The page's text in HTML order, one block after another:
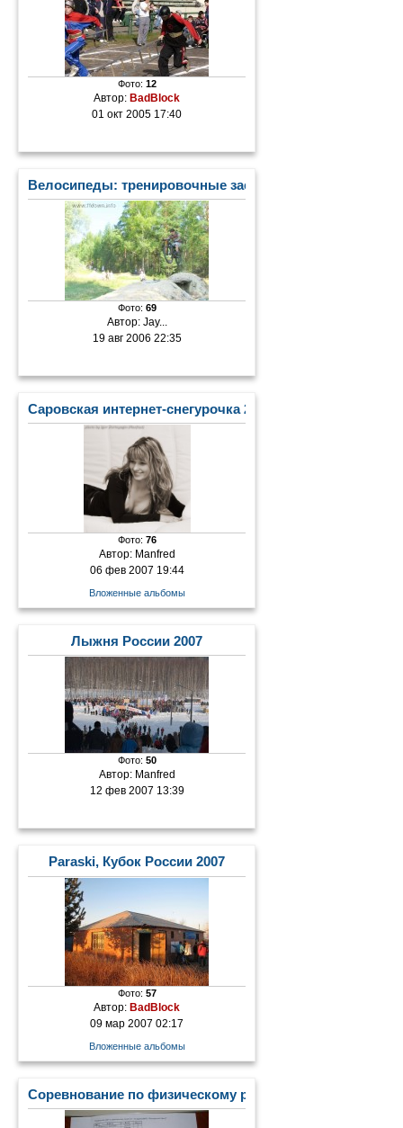
Фото: 12
Автор:BadBlock
01 окт 2005 17:40
Велосипеды: тренировочные заезды по дуал-слалому
Фото: 69
Автор: Jay...
19 авг 2006 22:35
Саровская интернет-снегурочка 2007
Фото: 76
Автор: Manfred
06 фев 2007 19:44
Вложенные альбомы
Лыжня России 2007
Фото: 50
Автор: Manfred
12 фев 2007 13:39
Paraski, Кубок России 2007
Фото: 57
Автор:BadBlock
09 мар 2007 02:17
Вложенные альбомы
Соревнование по физическому развитию "Сила и